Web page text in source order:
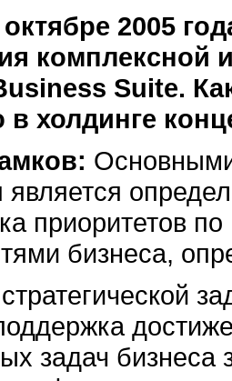
2005
комплексной
Suite.
в холдинге
является
приоритетов
бизнеса,
задач бизнеса